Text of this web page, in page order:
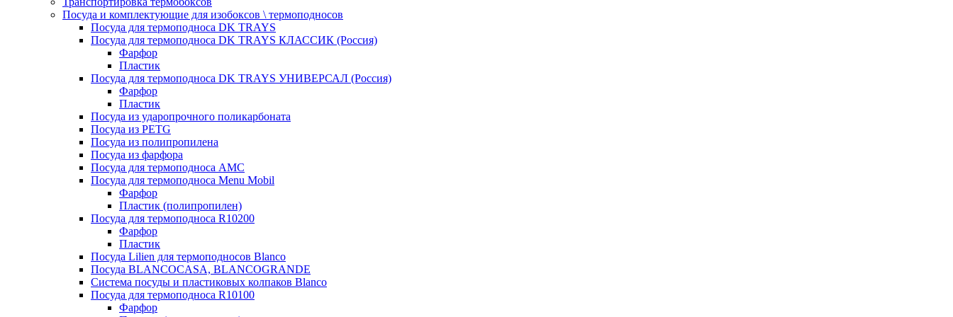
Посуда и комплектующие для изобоксов \ термоподносов
Посуда для термоподноса DK TRAYS
Посуда для термоподноса DK TRAYS КЛАССИК (Россия)
Фарфор
Пластик
Посуда для термоподноса DK TRAYS УНИВЕРСАЛ (Россия)
Фарфор
Пластик
Посуда из ударопрочного поликарбоната
Посуда из PETG
Посуда из полипропилена
Посуда из фарфора
Посуда для термоподноса AMC
Посуда для термоподноса Menu Mobil
Фарфор
Пластик (полипропилен)
Посуда для термоподноса R10200
Фарфор
Пластик
Посуда Lilien для термоподносов Blanco
Посуда BLANCOCASA, BLANCOGRANDE
Система посуды и пластиковых колпаков Blanco
Посуда для термоподноса R10100
Фарфор